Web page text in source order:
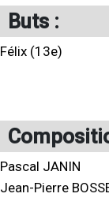
Buts :
Félix (13e)
Pascal JANIN
Jean-Pierre